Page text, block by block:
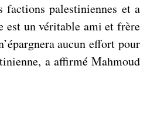
palestiniennes et a
est un véritable ami et frère
aucun effort pour
a affirmé Mahmoud